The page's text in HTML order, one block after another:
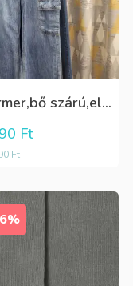
Farmer,bő szárú,elöl és oldalt zsebes lány nadrág
Ft
Ft